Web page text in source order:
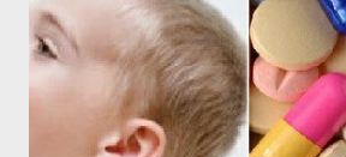
Theo phân loại của Tổ chức y tế thế giới
tính từ lúc mới sinh (sơ sinh) đến 18
tuổi có những khác biệt rõ rệt về dược
- 28 ngày tuổi), nhũ nhi (1 - 12 tháng